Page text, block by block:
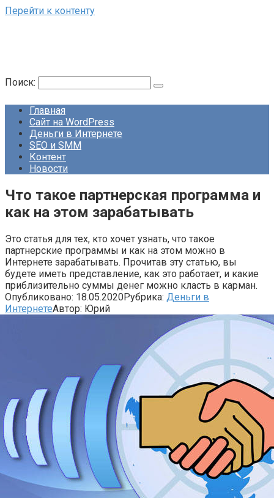
Перейти к контенту
Поиск:
Главная
Сайт на WordPress
Деньги в Интернете
SEO и SMM
Контент
Новости
Что такое партнерская программа и
как на этом зарабатывать
Это статья для тех, кто хочет узнать, что такое
партнерские программы и как на этом можно в
Интернете зарабатывать. Прочитав эту статью, вы
будете иметь представление, как это работает, и какие
приблизительно суммы денег можно класть в карман.
Опубликовано: 18.05.2020Рубрика: Деньги в
ИнтернетеАвтор: Юрий